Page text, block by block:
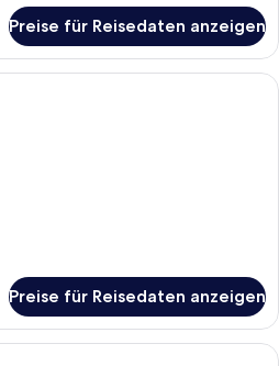
Preise für Reisedaten anzeigen
Ein Hotelzimmer mit einer
Preise für Reisedaten anzeigen
Ein Hotelzimmer mit Bett,